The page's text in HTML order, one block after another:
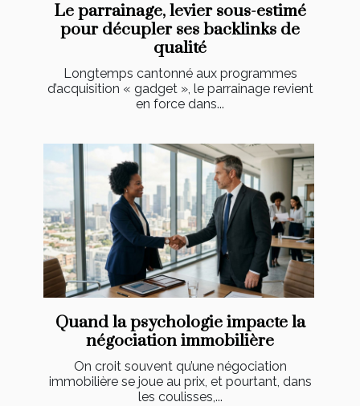
Le parrainage, levier sous-estimé
pour décupler ses backlinks de
qualité
Longtemps cantonné aux programmes
d’acquisition « gadget », le parrainage revient
en force dans...
Quand la psychologie impacte la
négociation immobilière
On croit souvent qu’une négociation
immobilière se joue au prix, et pourtant, dans
les coulisses,...